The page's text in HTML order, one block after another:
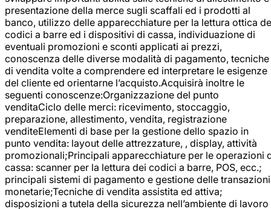
presentazione della merce sugli scaffali ed i prodotti al
banco, utilizzo delle apparecchiature per la lettura ottica
codici a barre ed i dispositivi di cassa, individuazione di
eventuali promozioni e sconti applicati ai prezzi,
conoscenza delle diverse modalità di pagamento, tecniche
di vendita volte a comprendere ed interpretare le esigenze
del cliente ed orientarne l’acquisto.Acquisirà inoltre le
seguenti conoscenze:Organizzazione del punto
venditaCiclo delle merci: ricevimento, stoccaggio,
preparazione, allestimento, vendita, registrazione
venditeElementi di base per la gestione dello spazio in
punto vendita: layout delle attrezzature, , display, attività
promozionali;Principali apparecchiature per le operazioni
cassa: scanner per la lettura dei codici a barre, POS, ecc.;
principali sistemi di pagamento e gestione delle transazioni
monetarie;Tecniche di vendita assistita ed attiva;
disposizioni a tutela della sicurezza nell’ambiente di lavoro